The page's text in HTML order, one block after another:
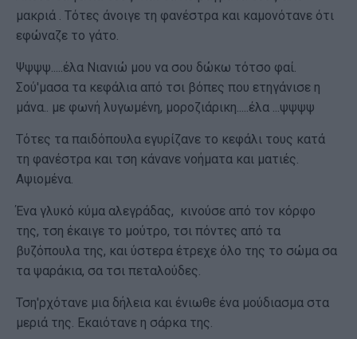
μακριά . Τότες άνοιγε τη φανέστρα και καμονότανε ότι
εφώναζε το γάτο.
Ψψψψ.....έλα Νιανιώ μου να σου δώκω τότσο φαί.
Σού'μασα τα κεφάλια από τσι βόπες που ετηγάνισε η
μάνα.. με φωνή λυγωμένη, μοροζιάρικη.....έλα ...ψψψψ
Τότες τα παιδόπουλα εγυρίζανε το κεφάλι τους κατά
τη φανέστρα και τση κάνανε νοήματα και ματιές.
Αψιομένα.
Ένα γλυκό κύμα αλεγράδας, κινούσε από τον κόρφο
της, τση έκαιγε το μούτρο, τσι πόντες από τα
βυζόπουλα της, και ύστερα έτρεχε όλο της το σώμα σα
τα ψαράκια, σα τσι πεταλούδες.
Τση'ρχότανε μια δήλεια και ένιωθε ένα μούδιασμα στα
μεριά της. Εκαιότανε η σάρκα της.